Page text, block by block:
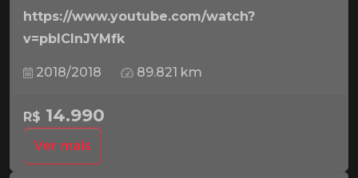
https://www.youtube.com/watch?
v=pbICInJYMfk
2018/2018 89.821 km
R$ 14.990
Ver mais